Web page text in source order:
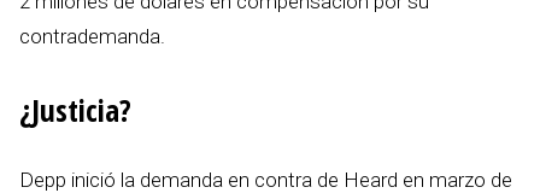
contrademanda.
¿Justicia?
Depp inició la demanda en contra de Heard en marzo de